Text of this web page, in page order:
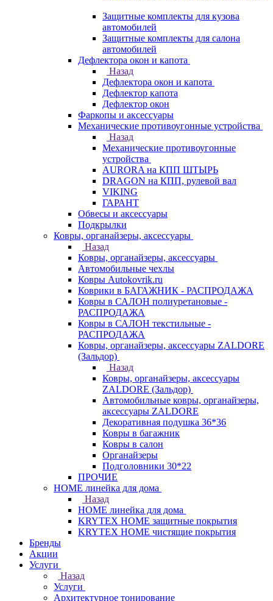
Защитные комплекты для кузова
автомобилей
Защитные комплекты для салона
автомобилей
Дефлектора окон и капота
Назад
Дефлектора окон и капота
Дефлектор капота
Дефлектор окон
Фаркопы и аксессуары
Механические противоугонные устройства
Назад
Механические противоугонные
устройства
AURORA на КПП ШТЫРЬ
DRAGON на КПП, рулевой вал
VIKING
ГАРАНТ
Обвесы и аксессуары
Подкрылки
Ковры, органайзеры, аксессуары
Назад
Ковры, органайзеры, аксессуары
Автомобильные чехлы
Ковры Autokovrik.ru
Коврики в БАГАЖНИК - РАСПРОДАЖА
Ковры в САЛОН полиуретановые -
РАСПРОДАЖА
Ковры в САЛОН текстильные -
РАСПРОДАЖА
Ковры, органайзеры, аксессуары ZALDORE
(Зальдор)
Назад
Ковры, органайзеры, аксессуары
ZALDORE (Зальдор)
Автомобильные ковры, органайзеры,
аксессуары ZALDORE
Декоративная подушка 36*36
Ковры в багажник
Ковры в салон
Органайзеры
Подголовники 30*22
ПРОЧИЕ
HOME линейка для дома
Назад
HOME линейка для дома
KRYTEX HOME защитные покрытия
KRYTEX HOME чистящие покрытия
Бренды
Акции
Услуги
Назад
Услуги
Архитектурное тонирование